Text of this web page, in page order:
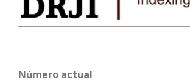
Número actual